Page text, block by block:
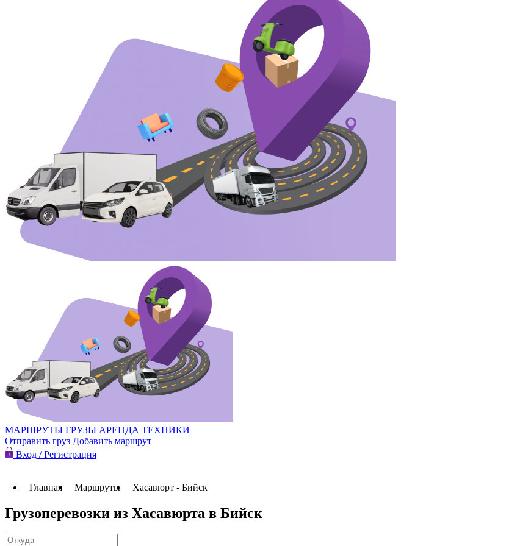
МАРШРУТЫ ГРУЗЫ АРЕНДА ТЕХНИКИ
Отправить груз Добавить маршрут
Вход / Регистрация
Главная Маршруты Хасавюрт - Бийск
Грузоперевозки из Хасавюрта в Бийск